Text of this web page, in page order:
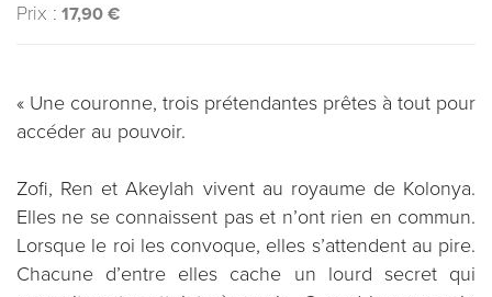
Prix : 17,90 €
« Une couronne, trois prétendantes prêtes à tout pour
accéder au pouvoir.
Zofi, Ren et Akeylah vivent au royaume de Kolonya.
Elles ne se connaissent pas et n’ont rien en commun.
Lorsque le roi les convoque, elles s’attendent au pire.
Chacune d’entre elles cache un lourd secret qui